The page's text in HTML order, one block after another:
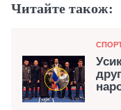
Читайте також: